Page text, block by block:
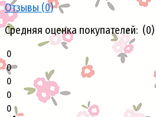
Отзывы (0)
Средняя оценка покупателей: (0)
0
0
0
0
0